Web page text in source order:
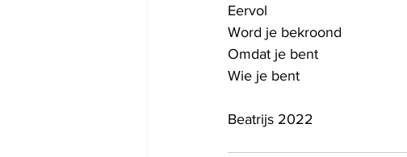
Eervol
Word je bekroond
Omdat je bent
Wie je bent
Beatrijs 2022